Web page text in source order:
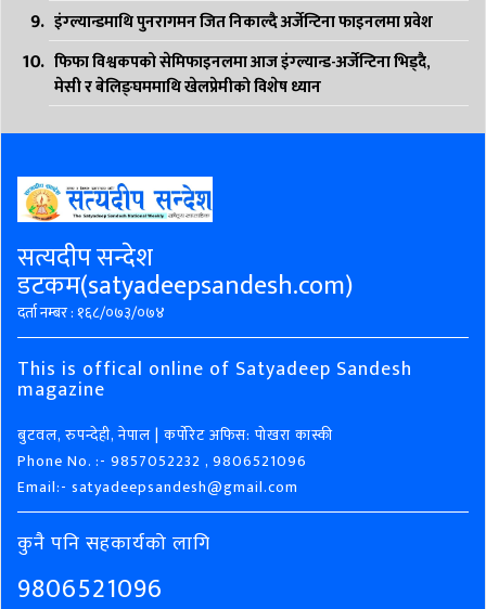
इंग्ल्यान्डमाथि पुनरागमन जित निकाल्दै अर्जेन्टिना फाइनलमा प्रवेश
फिफा विश्वकपको सेमिफाइनलमा आज इंग्ल्यान्ड-अर्जेन्टिना भिड्दै,
मेसी र बेलिङ्घममाथि खेलप्रेमीको विशेष ध्यान
सत्यदीप सन्देश
डटकम(satyadeepsandesh.com)
दर्ता नम्बर : १६८/०७३/०७४
This is offical online of Satyadeep Sandesh
magazine
बुटवल, रुपन्देही, नेपाल | कर्पोरेट अफिस: पोखरा कास्की
Phone No. :- 9857052232 , 9806521096
Email:- satyadeepsandesh@gmail.com
कुनै पनि सहकार्यको लागि
9806521096